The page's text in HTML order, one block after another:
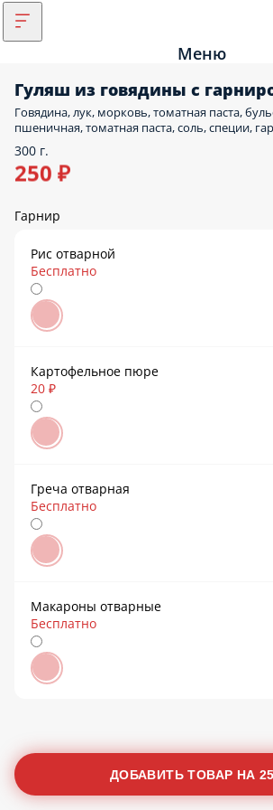
Меню
Гуляш из говядины с
Говядина, лук, морковь, томатная паста,
пшеничная, томатная паста, соль, специи,
300 г.
250 ₽
Гарнир
Рис отварной
Бесплатно
Картофельное пюре
20 ₽
Греча отварная
Бесплатно
Макароны отварные
Бесплатно
ДОБАВИТЬ ТОВАР НА